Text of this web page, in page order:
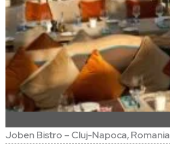
Joben Bistro – Cluj-Napoca, Romania